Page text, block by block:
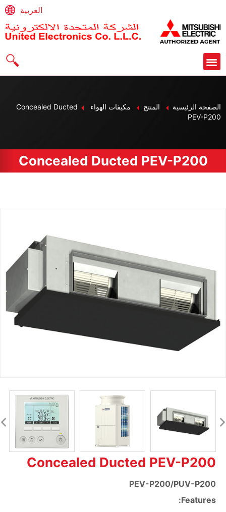
العربية
الصفحة الرئيسية المنتج مكيفات الهواء
Concealed Ducted
PEV-P200
Concealed Ducted PEV-P200
Concealed Ducted PEV-P200
PEV-P200/PUV-P200
Features: